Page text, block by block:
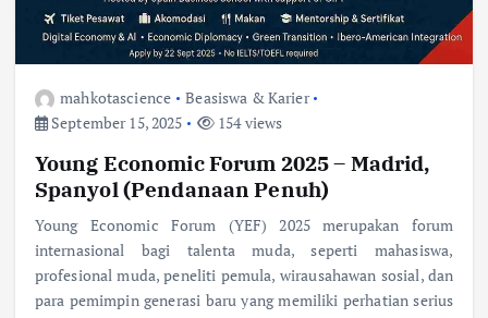
mahkotascience
Beasiswa & Karier
September 15, 2025
154 views
Young Economic Forum 2025 – Madrid,
Spanyol (Pendanaan Penuh)
Young Economic Forum (YEF) 2025 merupakan forum
internasional bagi talenta muda, seperti mahasiswa,
profesional muda, peneliti pemula, wirausahawan sosial, dan
para pemimpin generasi baru yang memiliki perhatian serius